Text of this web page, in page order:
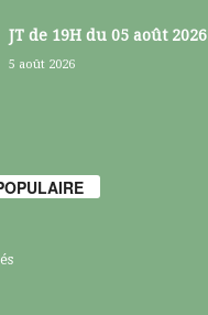
JT de 19H du 05 août 2026
5 août 2026